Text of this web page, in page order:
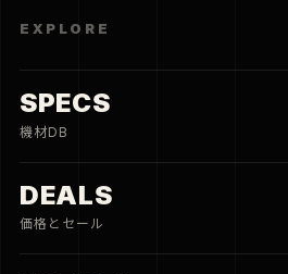
EXPLORE
SPECS
機材DB
DEALS
価格とセール